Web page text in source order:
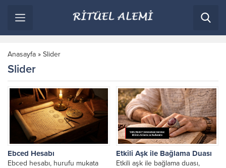
Anasayfa » Slider
Slider
Ebced Hesabı
Ebced hesabı, hurufu mukata
Etkili Aşk ile Bağlama Duası
Etkili aşk ile bağlama duası,